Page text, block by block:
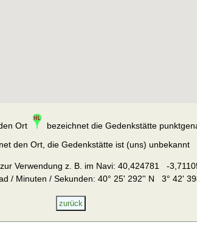
Ort
bezeichnet die Gedenkstätte
den Ort, die Gedenkstätte ist (uns) unbekannt
Verwendung z. B. im Navi: 40,424781 -
/ Minuten / Sekunden: 40° 25' 292'' N 3° 42'